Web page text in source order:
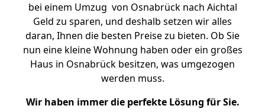
bei einem Umzug von Osnabrück nach Aichtal
Geld zu sparen, und deshalb setzen wir alles
daran, Ihnen die besten Preise zu bieten. Ob Sie
nun eine kleine Wohnung haben oder ein großes
Haus in Osnabrück besitzen, was umgezogen
werden muss.
Wir haben immer die perfekte Lösung für Sie.